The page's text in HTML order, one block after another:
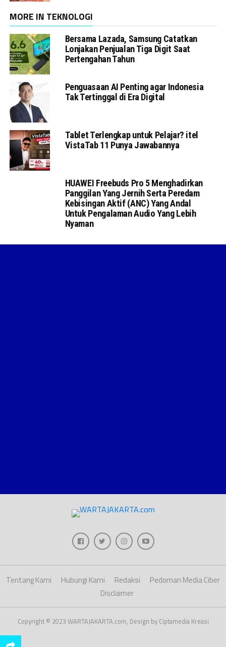
MORE IN TEKNOLOGI
Bersama Lazada, Samsung Catatkan
Lonjakan Penjualan Tiga Digit Saat
Pertengahan Tahun
Penguasaan AI Penting agar Indonesia
Tak Tertinggal di Era Digital
Tablet Terlengkap untuk Pelajar? itel
VistaTab 11 Punya Jawabannya
HUAWEI Freebuds Pro 5 Menghadirkan
Panggilan Yang Jernih Serta Peredam
Kebisingan Aktif (ANC) Yang Andal
Untuk Pengalaman Audio Yang Lebih
Nyaman
Tentang Kami Hubungi Kami Redaksi
Pedoman Media Ciber
Disclaimer
Copyright © 2023 WARTAJAKARTA.com, Design by Ciptamedia Kreasi